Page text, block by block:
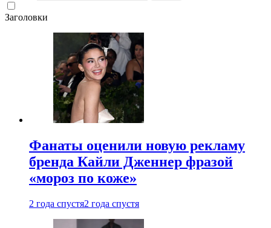
Заголовки
Фанаты оценили новую рекламу
бренда Кайли Дженнер фразой
«мороз по коже»
2 года спустя2 года спустя